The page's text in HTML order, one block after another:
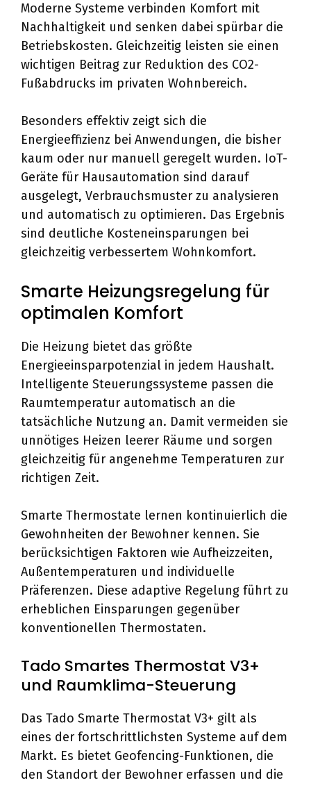
Moderne Systeme verbinden Komfort mit
Nachhaltigkeit und senken dabei spürbar die
Betriebskosten. Gleichzeitig leisten sie einen
wichtigen Beitrag zur Reduktion des CO2-
Fußabdrucks im privaten Wohnbereich.
Besonders effektiv zeigt sich die
Energieeffizienz bei Anwendungen, die bisher
kaum oder nur manuell geregelt wurden. IoT-
Geräte für Hausautomation sind darauf
ausgelegt, Verbrauchsmuster zu analysieren
und automatisch zu optimieren. Das Ergebnis
sind deutliche Kosteneinsparungen bei
gleichzeitig verbessertem Wohnkomfort.
Smarte Heizungsregelung für
optimalen Komfort
Die Heizung bietet das größte
Energieeinsparpotenzial in jedem Haushalt.
Intelligente Steuerungssysteme passen die
Raumtemperatur automatisch an die
tatsächliche Nutzung an. Damit vermeiden sie
unnötiges Heizen leerer Räume und sorgen
gleichzeitig für angenehme Temperaturen zur
richtigen Zeit.
Smarte Thermostate lernen kontinuierlich die
Gewohnheiten der Bewohner kennen. Sie
berücksichtigen Faktoren wie Aufheizzeiten,
Außentemperaturen und individuelle
Präferenzen. Diese adaptive Regelung führt zu
erheblichen Einsparungen gegenüber
konventionellen Thermostaten.
Tado Smartes Thermostat V3+
und Raumklima-Steuerung
Das Tado Smarte Thermostat V3+ gilt als
eines der fortschrittlichsten Systeme auf dem
Markt. Es bietet Geofencing-Funktionen, die
den Standort der Bewohner erfassen und die